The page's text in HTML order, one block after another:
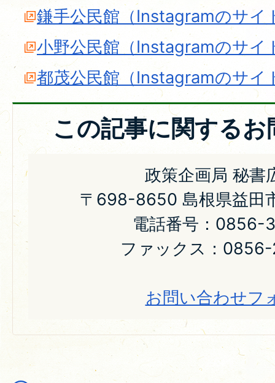
鎌手公民館（Instagramのサイ
小野公民館（Instagramのサイ
都茂公民館（Instagramのサイ
この記事に関する
政策企画局 秘書
〒698-8650 島根県益田
電話番号：0856-
ファックス：
お問い合わせフ